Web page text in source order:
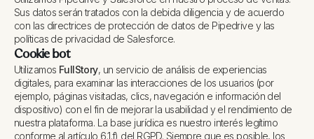
Sus datos serán tratados con la debida diligencia y de acuerdo
con las directrices de protección de datos de Pipedrive y las
políticas de privacidad de Salesforce.
Cookie bot
Utilizamos FullStory, un servicio de análisis de experiencias
digitales, para examinar las interacciones de los usuarios (por
ejemplo, páginas visitadas, clics, navegación e información del
dispositivo) con el fin de mejorar la usabilidad y el rendimiento de
nuestra plataforma. La base jurídica es nuestro interés legítimo
conforme al artículo 6.1.f) del RGPD. Siempre que es posible, los